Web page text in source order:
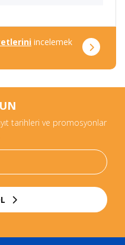
incelemek
tarihleri ve promosyonlar